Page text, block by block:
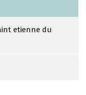
etienne du